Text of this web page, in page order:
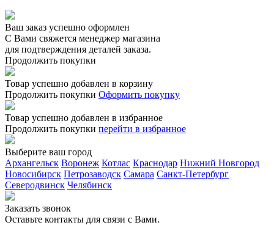
Ваш заказ успешно оформлен
С Вами свяжется менеджер магазина
для подтверждения деталей заказа.
Продолжить покупки
Товар успешно добавлен в корзину
Продолжить покупки Оформить покупку
Товар успешно добавлен в избранное
Продолжить покупки перейти в избранное
Выберите ваш город
Архангельск Воронеж Котлас Краснодар Нижний Новгород
Новосибирск Петрозаводск Самара Санкт-Петербург
Северодвинск Челябинск
Заказать звонoк
Оставьте контакты для связи с Вами.